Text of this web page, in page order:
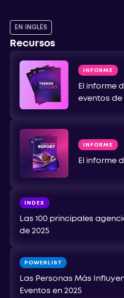
EN INGLÉS
Recursos
INFORME
El informe
eventos de
INFORME
El informe
INDEX
Las 100 principales
de 2025
POWERLIST
Las Personas Más
Eventos en 2025